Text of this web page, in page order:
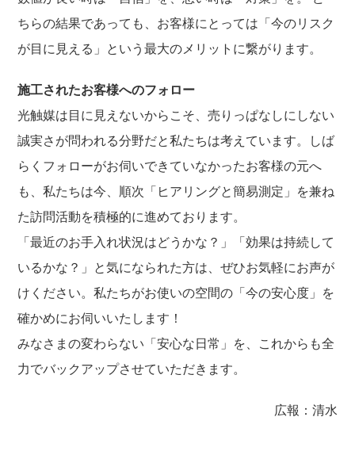
ちらの結果であっても、お客様にとっては「今のリスク
が目に見える」という最大のメリットに繋がります。
施工されたお客様へのフォロー
光触媒は目に見えないからこそ、売りっぱなしにしない
誠実さが問われる分野だと私たちは考えています。しば
らくフォローがお伺いできていなかったお客様の元へ
も、私たちは今、順次「ヒアリングと簡易測定」を兼ね
た訪問活動を積極的に進めております。
「最近のお手入れ状況はどうかな？」「効果は持続して
いるかな？」と気になられた方は、ぜひお気軽にお声が
けください。私たちがお使いの空間の「今の安心度」を
確かめにお伺いいたします！
みなさまの変わらない「安心な日常」を、これからも全
力でバックアップさせていただきます。
広報：清水